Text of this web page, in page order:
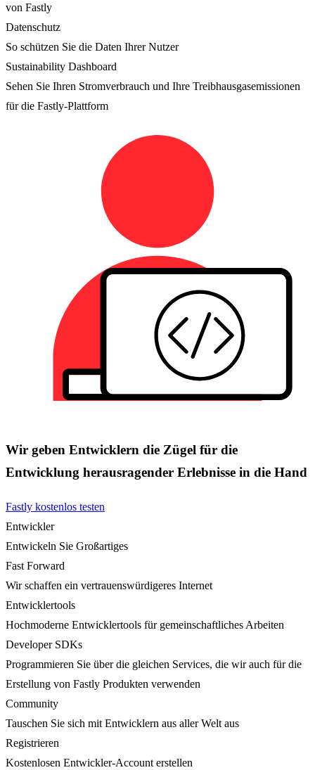
von Fastly
Datenschutz
So schützen Sie die Daten Ihrer Nutzer
Sustainability Dashboard
Sehen Sie Ihren Stromverbrauch und Ihre Treibhausgasemissionen
für die Fastly-Plattform
Wir geben Entwicklern die Zügel für die
Entwicklung herausragender Erlebnisse in die Hand
Fastly kostenlos testen
Entwickler
Entwickeln Sie Großartiges
Fast Forward
Wir schaffen ein vertrauenswürdigeres Internet
Entwicklertools
Hochmoderne Entwicklertools für gemeinschaftliches Arbeiten
Developer SDKs
Programmieren Sie über die gleichen Services, die wir auch für die
Erstellung von Fastly Produkten verwenden
Community
Tauschen Sie sich mit Entwicklern aus aller Welt aus
Registrieren
Kostenlosen Entwickler-Account erstellen